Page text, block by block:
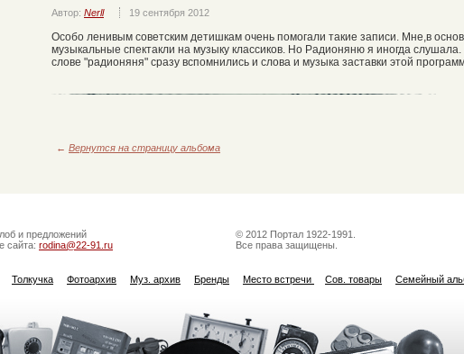
Автор: Nerll 19 сентября 2012
Особо ленивым советским детишкам очень помогали такие записи. Мне,в
музыкальные спектакли на музыку классиков. Но Радионяню я иногда слушала.
слове "радионяня" сразу вспомнились и слова и музыка заставки этой
← Вернутся на страницу альбома
и предложений
сайта: rodina@22-91.ru
© 2012 Портал 1922-1991.
Все права защищены.
Толкучка Фотоархив Муз. архив Бренды Место встречи Сов. товары Семейный